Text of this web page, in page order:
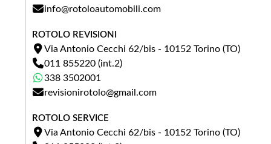
FOTO(*.JPG, MAX 3 MB)
Puoi caricare fino a 3 immagini in formato JPG (max 3 MB
ciascuna).
info@rotoloautomobili.com
ROTOLO REVISIONI
Via Antonio Cecchi 62/bis - 10152 Torino (TO)
011 855220 (int.2)
338 3502001
revisionirotolo@gmail.com
ROTOLO SERVICE
Via Antonio Cecchi 62/bis - 10152 Torino (TO)